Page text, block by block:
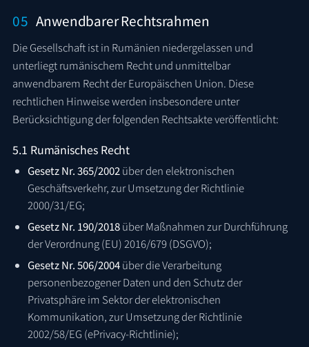
05 Anwendbarer Rechtsrahmen
Die Gesellschaft ist in Rumänien niedergelassen und
unterliegt rumänischem Recht und unmittelbar
anwendbarem Recht der Europäischen Union. Diese
rechtlichen Hinweise werden insbesondere unter
Berücksichtigung der folgenden Rechtsakte veröffentlicht:
5.1 Rumänisches Recht
Gesetz Nr. 365/2002über den elektronischen
Geschäftsverkehr, zur Umsetzung der Richtlinie
2000/31/EG;
Gesetz Nr. 190/2018über Maßnahmen zur Durchführung
der Verordnung (EU) 2016/679 (DSGVO);
Gesetz Nr. 506/2004über die Verarbeitung
personenbezogener Daten und den Schutz der
Privatsphäre im Sektor der elektronischen
Kommunikation, zur Umsetzung der Richtlinie
2002/58/EG (ePrivacy-Richtlinie);